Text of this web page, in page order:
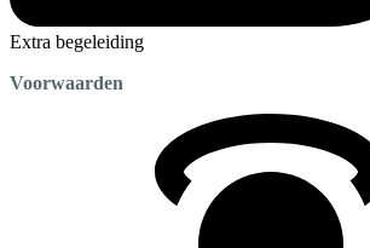
Extra begeleiding
Voorwaarden